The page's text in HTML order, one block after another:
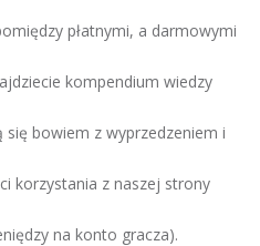
płatnymi, a darmowymi
kompendium wiedzy
bowiem z wyprzedzeniem i
korzystania z naszej strony
na konto gracza).